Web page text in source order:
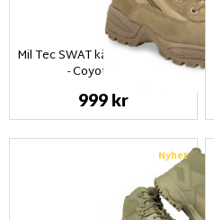
Mil Tec SWAT kängor 2-Side Zip
- Coyotebrun
999 kr
Nyhet